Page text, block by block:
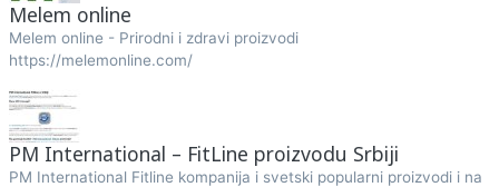
Melem online
Melem online - Prirodni i zdravi proizvodi
https://melemonline.com/
PM International – FitLine proizvodu Srbiji
PM International Fitline kompanija i svetski popularni proizvodi i na